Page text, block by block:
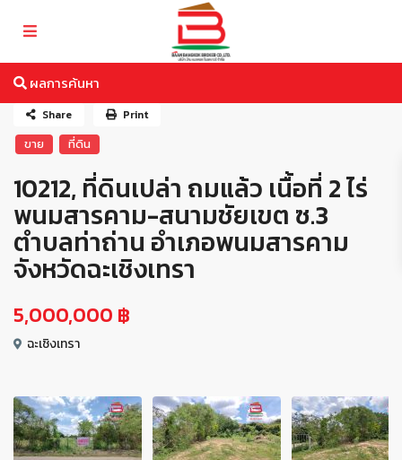
ผลการค้นหา
ขาย ที่ดิน
10212, ที่ดินเปล่า ถมแล้ว เนื้อที่ 2 ไร่
พนมสารคาม-สนามชัยเขต ซ.3
ตำบลท่าถ่าน อำเภอพนมสารคาม
จังหวัดฉะเชิงเทรา
5,000,000 ฿
ฉะเชิงเทรา
Share Print